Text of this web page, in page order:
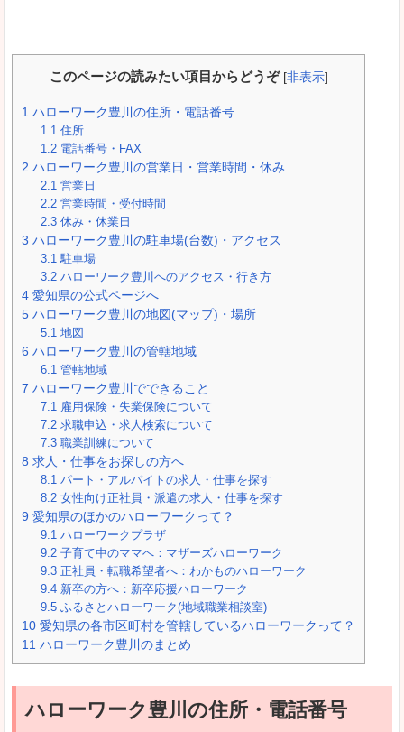
このページの読みたい項目からどうぞ [非表示]
1 ハローワーク豊川の住所・電話番号
1.1 住所
1.2 電話番号・FAX
2 ハローワーク豊川の営業日・営業時間・休み
2.1 営業日
2.2 営業時間・受付時間
2.3 休み・休業日
3 ハローワーク豊川の駐車場(台数)・アクセス
3.1 駐車場
3.2 ハローワーク豊川へのアクセス・行き方
4 愛知県の公式ページへ
5 ハローワーク豊川の地図(マップ)・場所
5.1 地図
6 ハローワーク豊川の管轄地域
6.1 管轄地域
7 ハローワーク豊川でできること
7.1 雇用保険・失業保険について
7.2 求職申込・求人検索について
7.3 職業訓練について
8 求人・仕事をお探しの方へ
8.1 パート・アルバイトの求人・仕事を探す
8.2 女性向け正社員・派遣の求人・仕事を探す
9 愛知県のほかのハローワークって？
9.1 ハローワークプラザ
9.2 子育て中のママへ：マザーズハローワーク
9.3 正社員・転職希望者へ：わかものハローワーク
9.4 新卒の方へ：新卒応援ハローワーク
9.5 ふるさとハローワーク(地域職業相談室)
10 愛知県の各市区町村を管轄しているハローワークって？
11 ハローワーク豊川のまとめ
ハローワーク豊川の住所・電話番号